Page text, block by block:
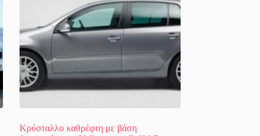
Κρύσταλλο καθρέφτη με βάση